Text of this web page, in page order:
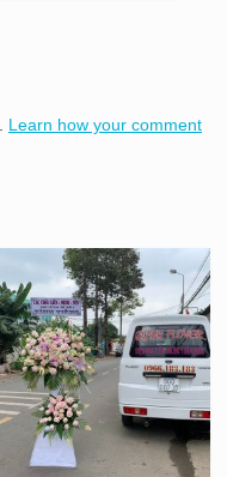
Learn how your comment